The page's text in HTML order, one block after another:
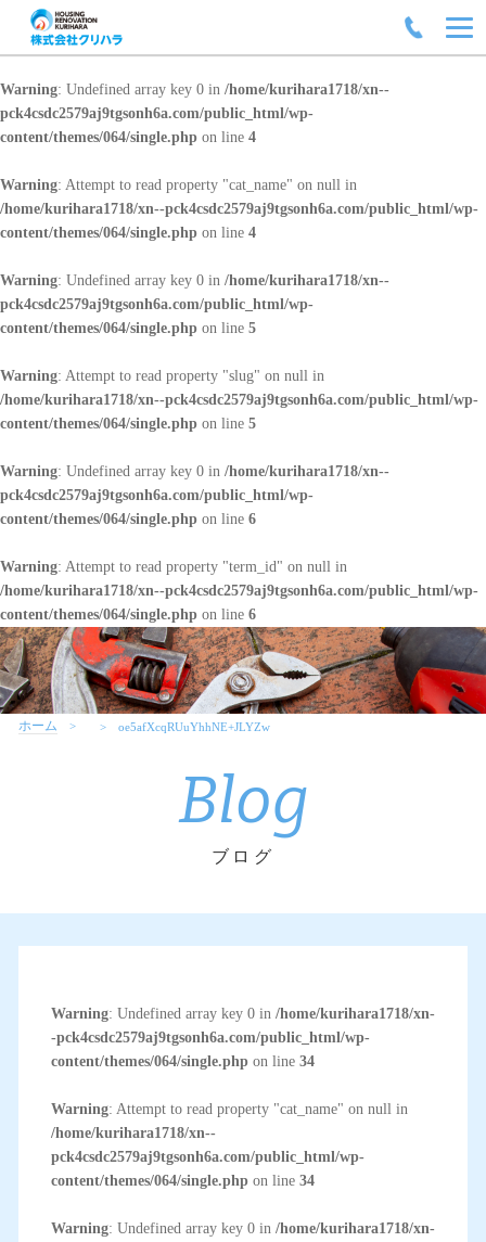
Warning: Undefined array key 0 in /home/kurihara1718/xn--
pck4csdc2579aj9tgsonh6a.com/public_html/wp-
content/themes/064/single.php on line 4
Warning: Attempt to read property "cat_name" on null in
/home/kurihara1718/xn--pck4csdc2579aj9tgsonh6a.com/public_html/wp-
content/themes/064/single.php on line 4
Warning: Undefined array key 0 in /home/kurihara1718/xn--
pck4csdc2579aj9tgsonh6a.com/public_html/wp-
content/themes/064/single.php on line 5
Warning: Attempt to read property "slug" on null in
/home/kurihara1718/xn--pck4csdc2579aj9tgsonh6a.com/public_html/wp-
content/themes/064/single.php on line 5
Warning: Undefined array key 0 in /home/kurihara1718/xn--
pck4csdc2579aj9tgsonh6a.com/public_html/wp-
content/themes/064/single.php on line 6
Warning: Attempt to read property "term_id" on null in
/home/kurihara1718/xn--pck4csdc2579aj9tgsonh6a.com/public_html/wp-
content/themes/064/single.php on line 6
ホーム oe5afXcqRUuYhhNE+JLYZw
Blog
ブログ
Warning: Undefined array key 0 in /home/kurihara1718/xn-
-pck4csdc2579aj9tgsonh6a.com/public_html/wp-
content/themes/064/single.phpon line 34
Warning: Attempt to read property "cat_name" on null in
/home/kurihara1718/xn--
pck4csdc2579aj9tgsonh6a.com/public_html/wp-
content/themes/064/single.phpon line 34
Warning: Undefined array key 0 in /home/kurihara1718/xn-